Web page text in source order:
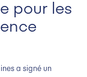
pour les
a signé un